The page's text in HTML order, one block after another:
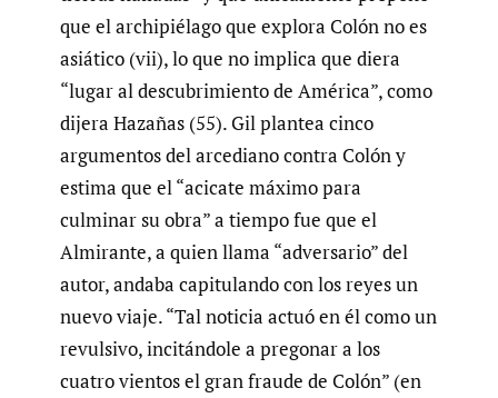
que el archipiélago que explora Colón no es
asiático (vii), lo que no implica que diera
“lugar al descubrimiento de América”, como
dijera Hazañas (55). Gil plantea cinco
argumentos del arcediano contra Colón y
estima que el “acicate máximo para
culminar su obra” a tiempo fue que el
Almirante, a quien llama “adversario” del
autor, andaba capitulando con los reyes un
nuevo viaje. “Tal noticia actuó en él como un
revulsivo, incitándole a pregonar a los
cuatro vientos el gran fraude de Colón” (en